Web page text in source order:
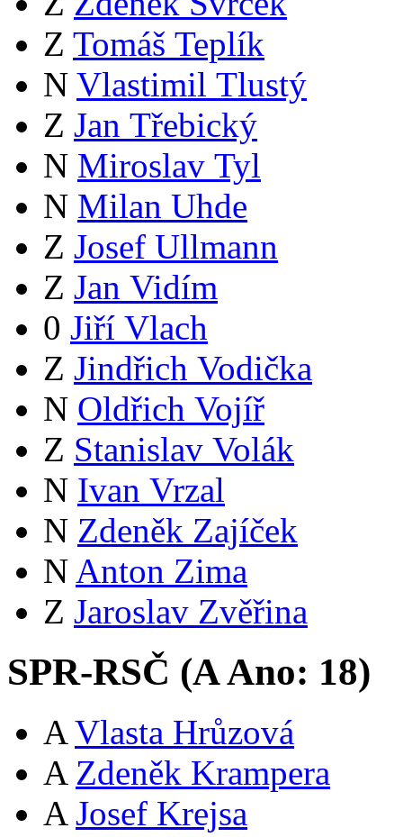
Z Tomáš Teplík
N Vlastimil Tlustý
Z Jan Třebický
N Miroslav Tyl
N Milan Uhde
Z Josef Ullmann
Z Jan Vidím
0 Jiří Vlach
Z Jindřich Vodička
N Oldřich Vojíř
Z Stanislav Volák
N Ivan Vrzal
N Zdeněk Zajíček
N Anton Zima
Z Jaroslav Zvěřina
SPR-RSČ (AAno: 18)
A Vlasta Hrůzová
A Zdeněk Krampera
A Josef Krejsa